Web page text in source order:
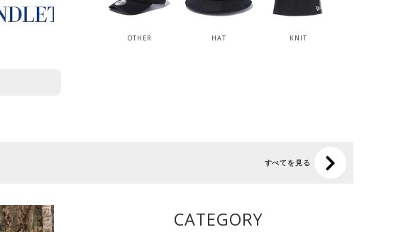
OTHER HAT KNIT
すべてを見る
CATEGORY